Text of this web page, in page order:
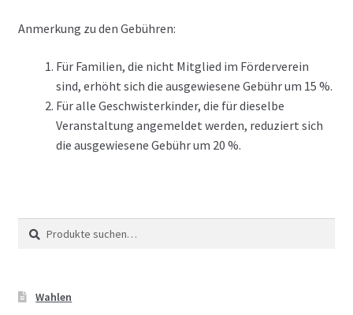
Anmerkung zu den Gebühren:
Für Familien, die nicht Mitglied im Förderverein
sind, erhöht sich die ausgewiesene Gebühr um 15 %.
Für alle Geschwisterkinder, die für dieselbe
Veranstaltung angemeldet werden, reduziert sich
die ausgewiesene Gebühr um 20 %.
Suche
nach:
Suche
Wahlen